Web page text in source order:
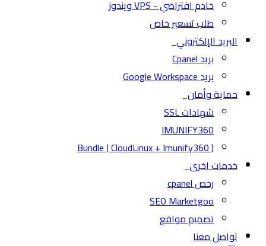
خادم افتراضي - VPS ويندوز
طلب تسعير خاص
البريد الإلكتروني
بريد Cpanel
بريد Google Workspace
حماية وأمان
شهادات SSL
IMUNIFY360
( CloudLinux + Imunify360 ) Bundle
خدمات اخرى
رخص cpanel
SEO Marketgoo
تصميم مواقع
تواصل معنا